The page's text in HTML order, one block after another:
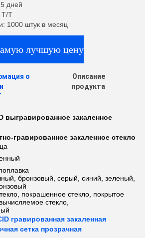
дней
T/T
1000 штук в месяц
лучшую цену
о
Описание
продукта
выгравированное закаленное
гравированное закаленное стекло
бронзовый, серый, синий, зеленый,
покрашенное стекло, покрытое
стекло,
гравированная закаленная
сетка прозрачная